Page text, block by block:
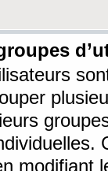
modifiant